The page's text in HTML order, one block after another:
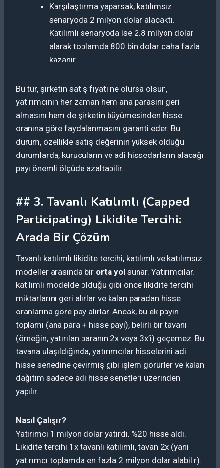
Karşılaştırma yaparsak, katılımsız
senaryoda 2 milyon dolar alacaktı.
Katılımlı senaryoda ise 2.8 milyon dolar
alarak toplamda 800 bin dolar daha fazla
kazanır.
Bu tür, şirketin satış fiyatı ne olursa olsun,
yatırımcının her zaman hem ana parasını geri
almasını hem de şirketin büyümesinden hisse
oranına göre faydalanmasını garanti eder. Bu
durum, özellikle satış değerinin yüksek olduğu
durumlarda, kurucuların ve adi hissedarların alacağı
payı önemli ölçüde azaltabilir.
## 3. Tavanlı Katılımlı (Capped
Participating) Likidite Tercihi:
Arada Bir Çözüm
Tavanlı katılımlı likidite tercihi, katılımlı ve katılımsız
modeller arasında bir orta yol sunar. Yatırımcılar,
katılımlı modelde olduğu gibi önce likidite tercihi
miktarlarını geri alırlar ve kalan paradan hisse
oranlarına göre pay alırlar. Ancak, bu ek payın
toplamı (ana para + hisse payı), belirli bir tavanı
(örneğin, yatırılan paranın 2x veya 3x’i) geçemez. Bu
tavana ulaşıldığında, yatırımcılar hisselerini adi
hisse senedine çevirmiş gibi işlem görürler ve kalan
dağıtım sadece adi hisse senetleri üzerinden
yapılır.
Nasıl Çalışır?
Yatırımcı 1 milyon dolar yatırdı, %20 hisse aldı.
Likidite tercihi 1x tavanlı katılımlı, tavan 2x (yani
yatırımcı toplamda en fazla 2 milyon dolar alabilir).